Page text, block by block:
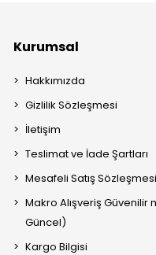
ve bireysel kullanıcılar için
Ekran
cihazın fabrika
birebir uyum
renk ve parlaklık
/ LCD Ekran
Kurumsal
Hakkımızda
Gizlilik Sözleşmesi
İletişim
Teslimat ve İade Şartları
Mesafeli Satış Sözleşmesi
Makro Alışveriş Güvenilir
Güncel)
Kargo Bilgisi